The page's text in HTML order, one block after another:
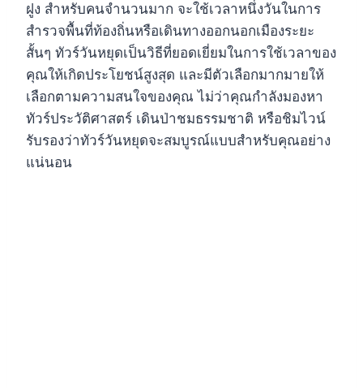
ฝูง สำหรับคนจำนวนมาก จะใช้เวลาหนึ่งวันในการ
สำรวจพื้นที่ท้องถิ่นหรือเดินทางออกนอกเมืองระยะ
สั้นๆ ทัวร์วันหยุดเป็นวิธีที่ยอดเยี่ยมในการใช้เวลาของ
คุณให้เกิดประโยชน์สูงสุด และมีตัวเลือกมากมายให้
เลือกตามความสนใจของคุณ ไม่ว่าคุณกำลังมองหา
ทัวร์ประวัติศาสตร์ เดินป่าชมธรรมชาติ หรือชิมไวน์
รับรองว่าทัวร์วันหยุดจะสมบูรณ์แบบสำหรับคุณอย่าง
แน่นอน